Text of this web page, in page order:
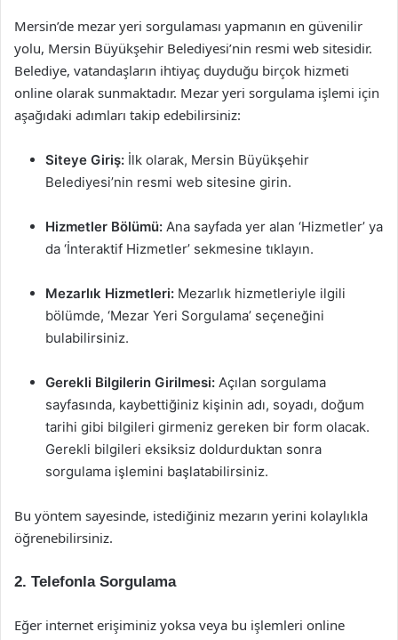
Mersin’de mezar yeri sorgulaması yapmanın en güvenilir
yolu, Mersin Büyükşehir Belediyesi’nin resmi web sitesidir.
Belediye, vatandaşların ihtiyaç duyduğu birçok hizmeti
online olarak sunmaktadır. Mezar yeri sorgulama işlemi için
aşağıdaki adımları takip edebilirsiniz:
Siteye Giriş: İlk olarak, Mersin Büyükşehir
Belediyesi’nin resmi web sitesine girin.
Hizmetler Bölümü: Ana sayfada yer alan ‘Hizmetler’ ya
da ‘İnteraktif Hizmetler’ sekmesine tıklayın.
Mezarlık Hizmetleri: Mezarlık hizmetleriyle ilgili
bölümde, ‘Mezar Yeri Sorgulama’ seçeneğini
bulabilirsiniz.
Gerekli Bilgilerin Girilmesi: Açılan sorgulama
sayfasında, kaybettiğiniz kişinin adı, soyadı, doğum
tarihi gibi bilgileri girmeniz gereken bir form olacak.
Gerekli bilgileri eksiksiz doldurduktan sonra
sorgulama işlemini başlatabilirsiniz.
Bu yöntem sayesinde, istediğiniz mezarın yerini kolaylıkla
öğrenebilirsiniz.
2. Telefonla Sorgulama
Eğer internet erişiminiz yoksa veya bu işlemleri online